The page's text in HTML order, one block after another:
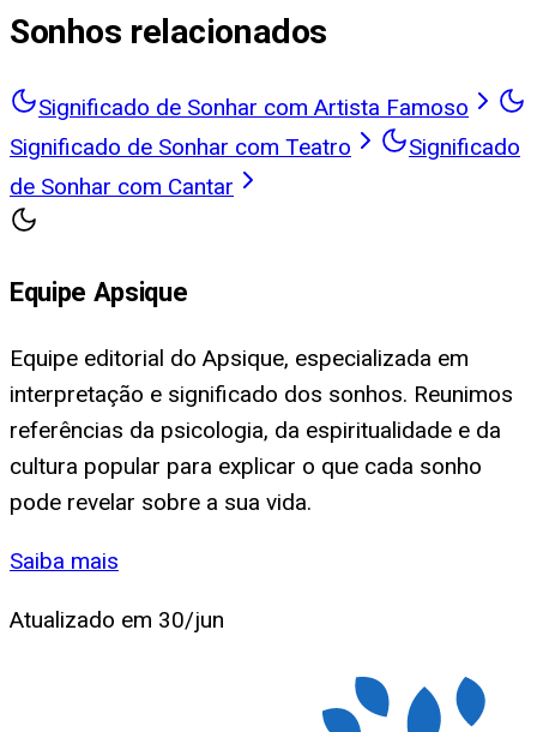
Sonhos relacionados
Significado de Sonhar com Artista Famoso
Significado de Sonhar com Teatro
Significado
de Sonhar com Cantar
Equipe Apsique
Equipe editorial do Apsique, especializada em
interpretação e significado dos sonhos. Reunimos
referências da psicologia, da espiritualidade e da
cultura popular para explicar o que cada sonho
pode revelar sobre a sua vida.
Saiba mais
Atualizado em 30/jun